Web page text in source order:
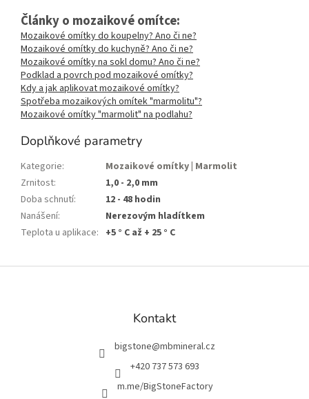
Články o mozaikové omítce:
Mozaikové omítky do koupelny? Ano či ne?
Mozaikové omítky do kuchyně? Ano či ne?
Mozaikové omítky na sokl domu? Ano či ne?
Podklad a povrch pod mozaikové omítky?
Kdy a jak aplikovat mozaikové omítky?
Spotřeba mozaikových omítek "marmolitu"?
Mozaikové omítky "marmolit" na podlahu?
Doplňkové parametry
Kategorie:
Mozaikové omítky | Marmolit
Zrnitost:
1,0 - 2,0 mm
Doba schnutí:
12 - 48 hodin
Nanášení:
Nerezovým hladítkem
Teplota u aplikace: +5 ° C až + 25 ° C
Z
Kontakt
bigstone@mbmineral.cz
+420 737 573 693
m.me/BigStoneFactory